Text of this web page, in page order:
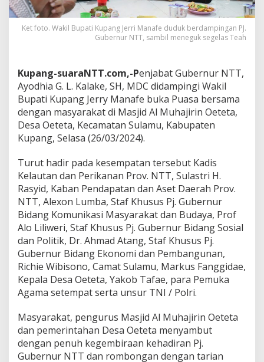
Ket foto. Wakil Bupati Kupang Jerri Manafe duduk berdampingan PJ.
Gubernur NTT, sambil meneguk segelas Teah
Kupang-suaraNTT.com,-Penjabat Gubernur NTT,
Ayodhia G. L. Kalake, SH, MDC didampingi Wakil
Bupati Kupang Jerry Manafe buka Puasa bersama
dengan masyarakat di Masjid Al Muhajirin Oeteta,
Desa Oeteta, Kecamatan Sulamu, Kabupaten
Kupang, Selasa (26/03/2024).
Turut hadir pada kesempatan tersebut Kadis
Kelautan dan Perikanan Prov. NTT, Sulastri H.
Rasyid, Kaban Pendapatan dan Aset Daerah Prov.
NTT, Alexon Lumba, Staf Khusus Pj. Gubernur
Bidang Komunikasi Masyarakat dan Budaya, Prof
Alo Liliweri, Staf Khusus Pj. Gubernur Bidang Sosial
dan Politik, Dr. Ahmad Atang, Staf Khusus Pj.
Gubernur Bidang Ekonomi dan Pembangunan,
Richie Wibisono, Camat Sulamu, Markus Fanggidae,
Kepala Desa Oeteta, Yakob Tafae, para Pemuka
Agama setempat serta unsur TNI / Polri.
Masyarakat, pengurus Masjid Al Muhajirin Oeteta
dan pemerintahan Desa Oeteta menyambut
dengan penuh kegembiraan kehadiran Pj.
Gubernur NTT dan rombongan dengan tarian